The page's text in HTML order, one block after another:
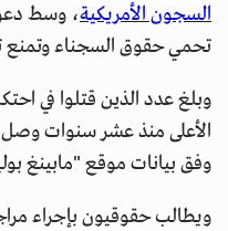
السجون الأمريكية، وسط
تحمي حقوق السجناء وتمنع
وبلغ عدد الذين قتلوا في
وفق بيانات موقع "مابينغ
ويطالب حقوقيون بإجراء